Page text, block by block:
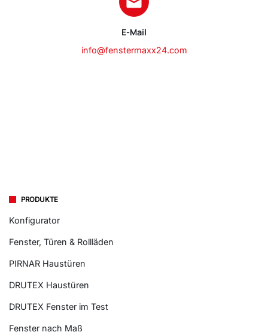
E-Mail
info@fenstermaxx24.com
PRODUKTE
Konfigurator
Fenster, Türen & Rollläden
PIRNAR Haustüren
DRUTEX Haustüren
DRUTEX Fenster im Test
Fenster nach Maß